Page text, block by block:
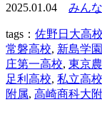
2025.01.04 みん
tags： 佐野日大高校
常磐高校, 新島学園
庄第一高校, 東京
足利高校, 私立高
附属, 高崎商科大